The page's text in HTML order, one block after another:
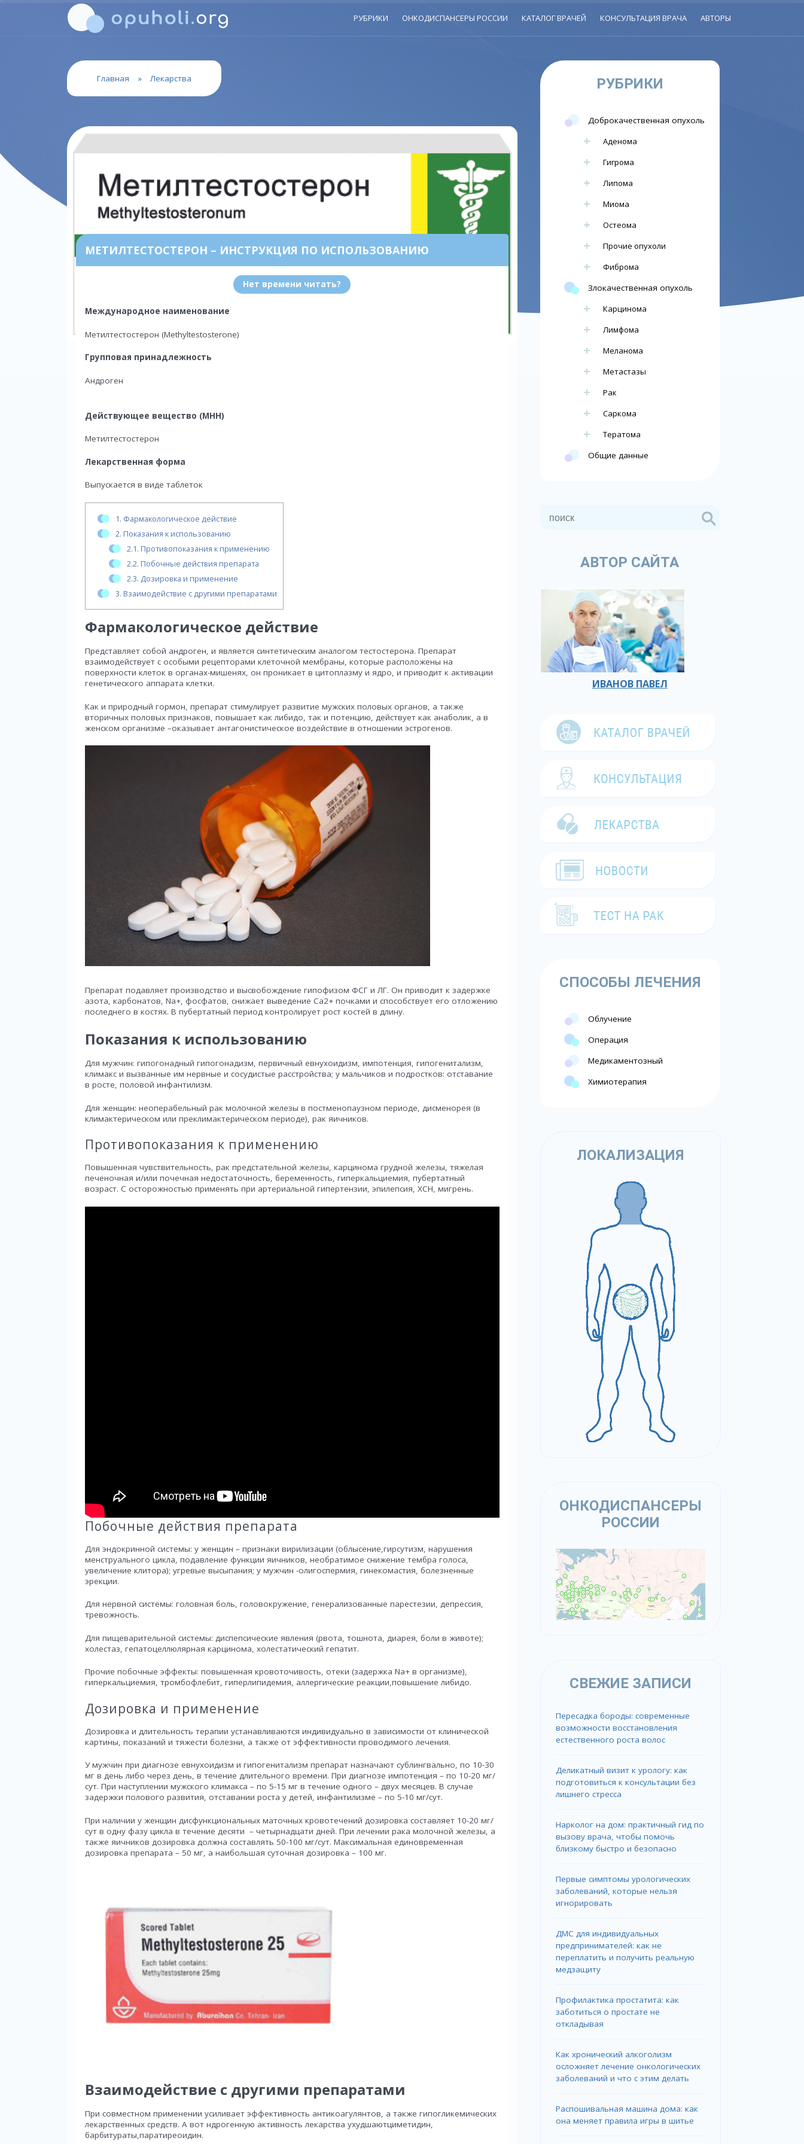
РУБРИКИ ОНКОДИСПАНСЕРЫ РОССИИ КАТАЛОГ ВРАЧЕЙ КОНСУЛЬТАЦИЯ ВРАЧА АВТОРЫ
Главная » Лекарства
МЕТИЛТЕСТОСТЕРОН – ИНСТРУКЦИЯ ПО ИСПОЛЬЗОВАНИЮ
Нет времени читать?
Международное наименование
Метилтестостерон (Methyltestosterone)
Групповая принадлежность
Андроген
Действующее вещество (МНН)
Метилтестостерон
Лекарственная форма
Выпускается в виде таблеток
1. Фармакологическое действие
2. Показания к использованию
2.1. Противопоказания к применению
2.2. Побочные действия препарата
2.3. Дозировка и применение
3. Взаимодействие с другими препаратами
Фармакологическое действие
Представляет собой андроген, и является синтетическим аналогом тестостерона. Препарат
взаимодействует с особыми рецепторами клеточной мембраны, которые расположены на
поверхности клеток в органах-мишенях, он проникает в цитоплазму и ядро, и приводит к активации
генетического аппарата клетки.
Как и природный гормон, препарат стимулирует развитие мужских половых органов, а также
вторичных половых признаков, повышает как либидо, так и потенцию, действует как анаболик, а в
женском организме –оказывает антагонистическое воздействие в отношении эстрогенов.
Препарат подавляет производство и высвобождение гипофизом ФСГ и ЛГ. Он приводит к задержке
азота, карбонатов, Na+, фосфатов, снижает выведение Ca2+ почками и способствует его отложению
последнего в костях. В пубертатный период контролирует рост костей в длину.
Показания к использованию
Для мужчин: гипогонадный гипогонадизм, первичный евнухоидизм, импотенция, гипогенитализм,
климакс и вызванные им нервные и сосудистые расстройства; у мальчиков и подростков: отставание
в росте, половой инфантилизм.
Для женщин: неоперабельный рак молочной железы в постменопаузном периоде, дисменорея (в
климактерическом или преклимактерическом периоде), рак яичников.
Противопоказания к применению
Повышенная чувствительность, рак предстательной железы, карцинома грудной железы, тяжелая
печеночная и/или почечная недостаточность, беременность, гиперкальциемия, пубертатный
возраст. C осторожностью применять при артериальной гипертензии, эпилепсия, ХСН, мигрень.
Побочные действия препарата
Для эндокринной системы: у женщин – признаки вирилизации (облысение,гирсутизм, нарушения
менструального цикла, подавление функции яичников, необратимое снижение тембра голоса,
увеличение клитора); угревые высыпания; у мужчин -олигоспермия, гинекомастия, болезненные
эрекции.
Для нервной системы: головная боль, головокружение, генерализованные парестезии, депрессия,
тревожность.
Для пищеварительной системы: диспепсические явления (рвота, тошнота, диарея, боли в животе);
холестаз, гепатоцеллюлярная карцинома, холестатический гепатит.
Прочие побочные эффекты: повышенная кровоточивость, отеки (задержка Na+ в организме),
гиперкальциемия, тромбофлебит, гиперлипидемия, аллергические реакции,повышение либидо.
Дозировка и применение
Дозировка и длительность терапии устанавливаются индивидуально в зависимости от клинической
картины, показаний и тяжести болезни, а также от эффективности проводимого лечения.
У мужчин при диагнозе евнухоидизм и гипогенитализм препарат назначают сублингвально, по 10-30
мг в день либо через день, в течение длительного времени. При диагнозе импотенция – по 10-20 мг/
сут. При наступлении мужского климакса – по 5-15 мг в течение одного – двух месяцев. В случае
задержки полового развития, отставании роста у детей, инфантилизме – по 5-10 мг/сут.
При наличии у женщин дисфункциональных маточных кровотечений дозировка составляет 10-20 мг/
сут в одну фазу цикла в течение десяти – четырнадцати дней. При лечении рака молочной железы, а
также яичников дозировка должна составлять 50-100 мг/сут. Максимальная единовременная
дозировка препарата – 50 мг, а наибольшая суточная дозировка – 100 мг.
Взаимодействие с другими препаратами
При совместном применении усиливает эффективность антикоагулянтов, а также гипогликемических
лекарственных средств. А вот ндрогенную активность лекарства ухудшаютциметидин,
барбитураты,паратиреоидин.
РУБРИКИ
Доброкачественная опухоль
Аденома
Гигрома
Липома
Миома
Остеома
Прочие опухоли
Фиброма
Злокачественная опухоль
Карцинома
Лимфома
Меланома
Метастазы
Рак
Саркома
Тератома
Общие данные
АВТОР САЙТА
ИВАНОВ ПАВЕЛ
СПОСОБЫ ЛЕЧЕНИЯ
Облучение
Операция
Медикаментозный
Химиотерапия
ЛОКАЛИЗАЦИЯ
ОНКОДИСПАНСЕРЫ
РОССИИ
СВЕЖИЕ ЗАПИСИ
Пересадка бороды: современные
возможности восстановления
естественного роста волос
Деликатный визит к урологу: как
подготовиться к консультации без
лишнего стресса
Нарколог на дом: практичный гид по
вызову врача, чтобы помочь
близкому быстро и безопасно
Первые симптомы урологических
заболеваний, которые нельзя
игнорировать
ДМС для индивидуальных
предпринимателей: как не
переплатить и получить реальную
медзащиту
Профилактика простатита: как
заботиться о простате не
откладывая
Как хронический алкоголизм
осложняет лечение онкологических
заболеваний и что с этим делать
Распошивальная машина дома: как
она меняет правила игры в шитье